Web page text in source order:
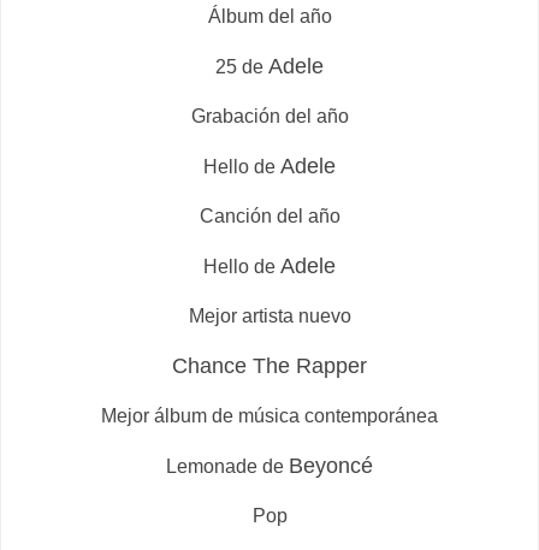
Álbum del año
25 de Adele
Grabación del año
Hello de Adele
Canción del año
Hello de Adele
Mejor artista nuevo
Chance The Rapper
Mejor álbum de música contemporánea
Lemonade de Beyoncé
Pop